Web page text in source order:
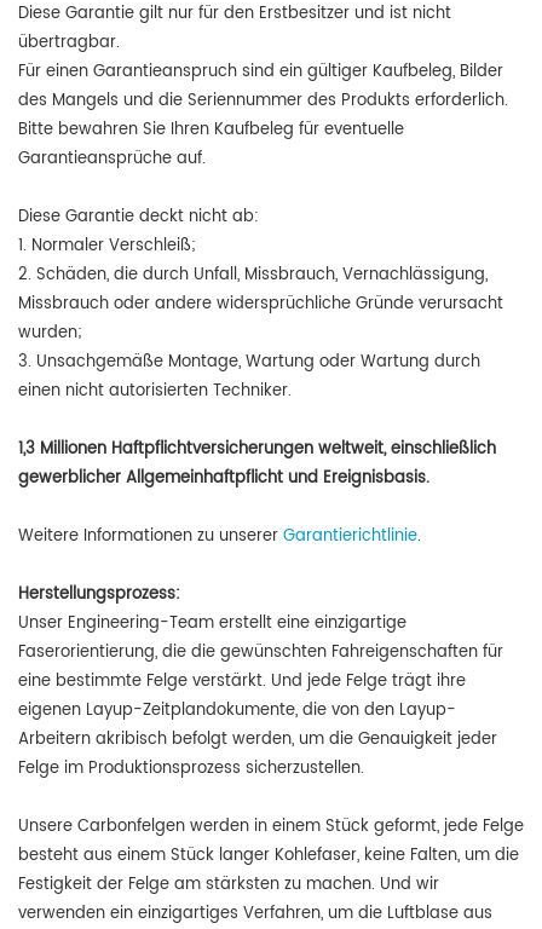
Diese Garantie gilt nur für den Erstbesitzer und ist nicht
übertragbar.
Für einen Garantieanspruch sind ein gültiger Kaufbeleg, Bilder
des Mangels und die Seriennummer des Produkts erforderlich.
Bitte bewahren Sie Ihren Kaufbeleg für eventuelle
Garantieansprüche auf.
Diese Garantie deckt nicht ab:
1. Normaler Verschleiß;
2. Schäden, die durch Unfall, Missbrauch, Vernachlässigung,
Missbrauch oder andere widersprüchliche Gründe verursacht
wurden;
3. Unsachgemäße Montage, Wartung oder Wartung durch
einen nicht autorisierten Techniker.
1,3 Millionen Haftpflichtversicherungen weltweit, einschließlich
gewerblicher Allgemeinhaftpflicht und Ereignisbasis.
Weitere Informationen zu unsererGarantierichtlinie.
Herstellungsprozess:
Unser Engineering-Team erstellt eine einzigartige
Faserorientierung, die die gewünschten Fahreigenschaften für
eine bestimmte Felge verstärkt. Und jede Felge trägt ihre
eigenen Layup-Zeitplandokumente, die von den Layup-
Arbeitern akribisch befolgt werden, um die Genauigkeit jeder
Felge im Produktionsprozess sicherzustellen.
Unsere Carbonfelgen werden in einem Stück geformt, jede Felge
besteht aus einem Stück langer Kohlefaser, keine Falten, um die
Festigkeit der Felge am stärksten zu machen. Und wir
verwenden ein einzigartiges Verfahren, um die Luftblase aus